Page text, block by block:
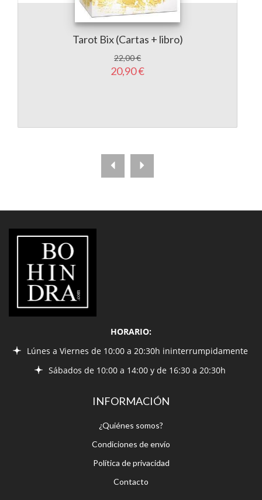
Tarot Bix (Cartas + libro)
22,00 €
20,90 €
LIBRERÍA
BOHINDRA
HORARIO:
Lúnes a Viernes de 10:00 a 20:30h ininterrumpidamente
Sábados de 10:00 a 14:00 y de 16:30 a 20:30h
INFORMACIÓN
¿Quiénes somos?
Condiciones de envío
Política de privacidad
Contacto